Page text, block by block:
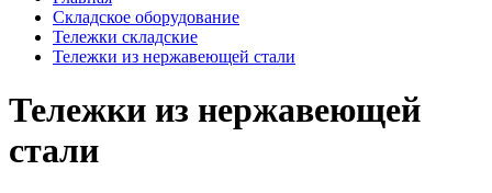
Складское оборудование
Тележки складские
Тележки из нержавеющей стали
Тележки из нержавеющей
стали